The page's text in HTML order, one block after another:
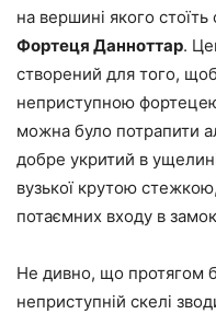
на вершині якого
Фортеця Данноттар.
створений для того,
неприступною
можна було потрапити
добре укритий в
вузької крутою
потаємних входу в
Не дивно, що протягом
неприступній скелі